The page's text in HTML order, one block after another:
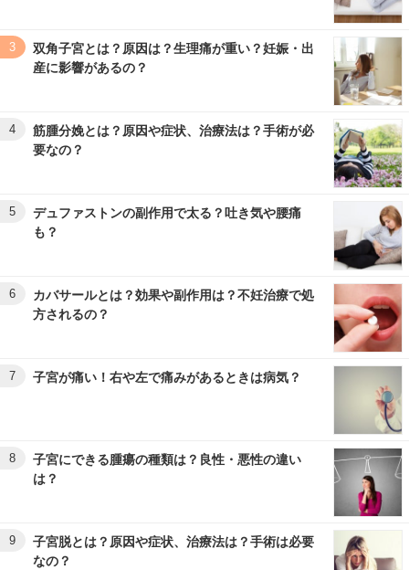
3
双角子宮とは？原因は？生理痛が重い？妊娠・出
産に影響があるの？
4
筋腫分娩とは？原因や症状、治療法は？手術が必
要なの？
5
デュファストンの副作用で太る？吐き気や腰痛
も？
6
カバサールとは？効果や副作用は？不妊治療で処
方されるの？
7 子宮が痛い！右や左で痛みがあるときは病気？
8
子宮にできる腫瘍の種類は？良性・悪性の違い
は？
9
子宮脱とは？原因や症状、治療法は？手術は必要
なの？